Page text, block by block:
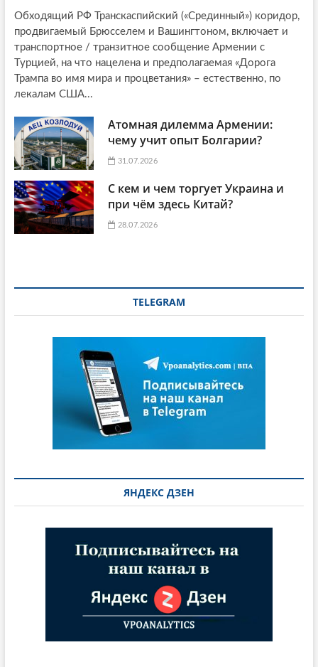
Обходящий РФ Транскаспийский («Срединный») коридор,
продвигаемый Брюсселем и Вашингтоном, включает и
транспортное / транзитное сообщение Армении с
Турцией, на что нацелена и предполагаемая «Дорога
Трампа во имя мира и процветания» – естественно, по
лекалам США...
Атомная дилемма Армении:
чему учит опыт Болгарии?
31.07.2026
С кем и чем торгует Украина и
при чём здесь Китай?
28.07.2026
TELEGRAM
ЯНДЕКС ДЗЕН